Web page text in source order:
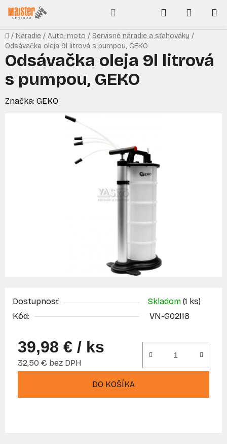
Prejsť
na
obsah
Hľadať
KOŠÍK
Domov
/ Náradie / Auto-moto / Servisné náradie a sťahováky /
Odsávačka oleja 9l litrová s pumpou, GEKO
Dostupnosť Skladom (1 ks)
Kód:
VN-G02118
39,98 € / ks
32,50 € bez DPH
DO KOŠÍKA
Odsávačka oleja 9l litrová
s pumpou, GEKO
Značka: GEKO